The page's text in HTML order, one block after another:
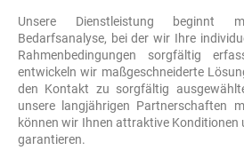
Unsere Dienstleistung beginnt
Bedarfsanalyse, bei der wir Ihre
Rahmenbedingungen sorgfältig
entwickeln wir maßgeschneiderte
den Kontakt zu sorgfältig
unsere langjährigen Partnerschaften
können wir Ihnen attraktive Konditionen
garantieren.